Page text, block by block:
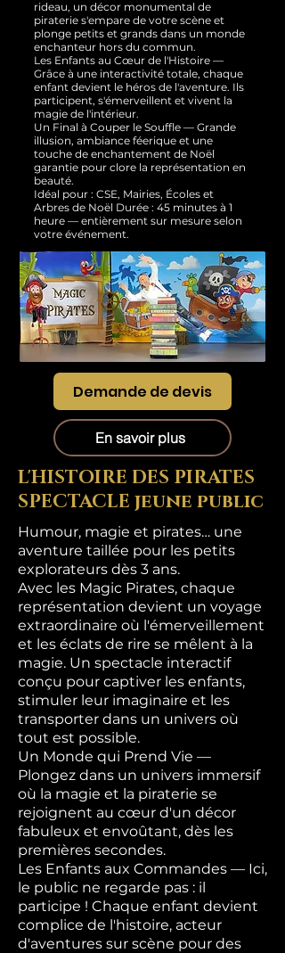
rideau, un décor monumental de
piraterie s'empare de votre scène et
plonge petits et grands dans un monde
enchanteur hors du commun.
Les Enfants au Cœur de l'Histoire —
Grâce à une interactivité totale, chaque
enfant devient le héros de l'aventure. Ils
participent, s'émerveillent et vivent la
magie de l'intérieur.
Un Final à Couper le Souffle — Grande
illusion, ambiance féerique et une
touche de enchantement de Noël
garantie pour clore la représentation en
beauté.
Idéal pour : CSE, Mairies, Écoles et
Arbres de Noël Durée : 45 minutes à 1
heure — entièrement sur mesure selon
votre événement.
Demande de devis
En savoir plus
L'HISTOIRE DES PIRATES
SPECTACLE jeune public
Humour, magie et pirates… une
aventure taillée pour les petits
explorateurs dès 3 ans.
Avec les Magic Pirates, chaque
représentation devient un voyage
extraordinaire où l'émerveillement
et les éclats de rire se mêlent à la
magie. Un spectacle interactif
conçu pour captiver les enfants,
stimuler leur imaginaire et les
transporter dans un univers où
tout est possible.
Un Monde qui Prend Vie —
Plongez dans un univers immersif
où la magie et la piraterie se
rejoignent au cœur d'un décor
fabuleux et envoûtant, dès les
premières secondes.
Les Enfants aux Commandes — Ici,
le public ne regarde pas : il
participe ! Chaque enfant devient
complice de l'histoire, acteur
d'aventures sur scène pour des